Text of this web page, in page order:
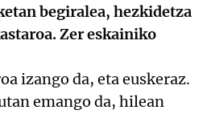
begiralea, hezkidetza
Zer eskainiko
izango da, eta euskeraz.
emango da, hilean